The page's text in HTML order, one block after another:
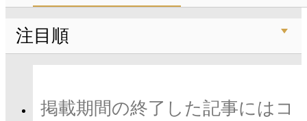
注目順
掲載期間の終了した記事にはコ